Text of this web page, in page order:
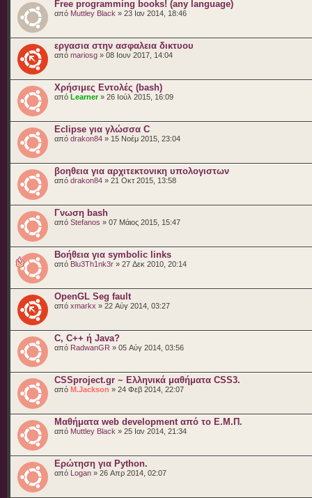
Free programming books! (any language)
από Muttley Black » 23 Ιαν 2014, 18:46
εργασια στην ασφαλεια δικτυου
από mariosg » 08 Ιουν 2017, 14:04
Χρήσιμες Εντολές (bash)
από Learner» 26 Ιούλ 2015, 16:09
Eclipse για γλώσσα C
από drakon84 » 15 Νοέμ 2015, 23:04
βοηθεια για αρχιτεκτονικη υπολογιστων
από drakon84 » 21 Οκτ 2015, 13:58
Γνωση bash
από Stefanos » 07 Μάιος 2015, 15:47
Βοήθεια για symbolic links
από Blu3Th1nk3r » 27 Δεκ 2010, 20:14
OpenGL Seg fault
από xmarkx » 22 Αύγ 2014, 03:27
C, C++ ή Java?
από RadwanGR » 05 Αύγ 2014, 03:56
CSSproject.gr ~ Ελληνικά μαθήματα CSS3.
από M.Jackson » 24 Φεβ 2014, 22:07
Μαθήματα web development από το Ε.Μ.Π.
από Muttley Black » 25 Ιαν 2014, 21:34
Ερώτηση για Python.
από Logan » 26 Απρ 2014, 02:07